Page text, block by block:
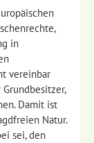
in
vereinbar
Damit ist
Natur.
sei, den